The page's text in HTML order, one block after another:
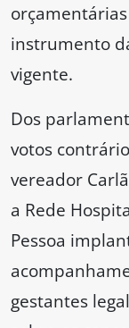
instrumento
vigente.
Dos
votos
vereador
a Rede
Pessoa
gestantes